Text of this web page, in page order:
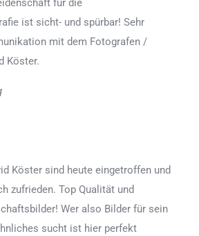
für die
ist sicht- und spürbar! Sehr
mit dem Fotografen /
Köster.
Köster sind heute eingetroffen und
zufrieden. Top Qualität und
Wer also Bilder für sein
sucht ist hier perfekt